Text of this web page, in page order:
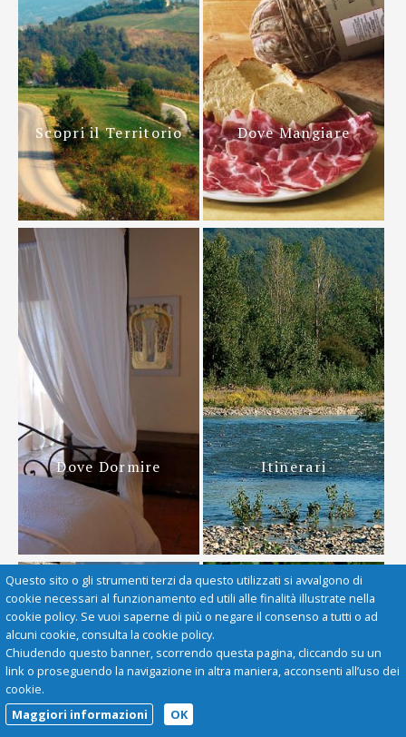
Scopri il Territorio Dove Mangiare
Dove Dormire Itinerari
Questo sito o gli strumenti terzi da questo utilizzati si avvalgono di
cookie necessari al funzionamento ed utili alle finalità illustrate nella
cookie policy. Se vuoi saperne di più o negare il consenso a tutti o ad
alcuni cookie, consulta la cookie policy.
Chiudendo questo banner, scorrendo questa pagina, cliccando su un
link o proseguendo la navigazione in altra maniera, acconsenti all’uso dei
cookie.
Maggiori informazioni
OK